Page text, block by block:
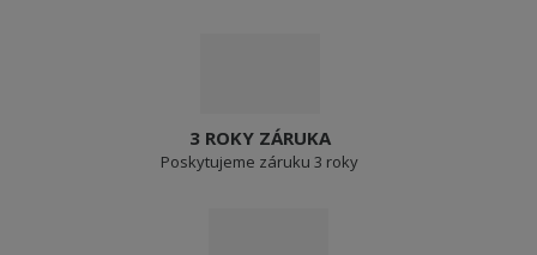
3 ROKY ZÁRUKA
Poskytujeme záruku 3 roky